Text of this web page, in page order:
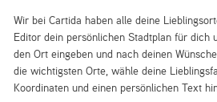
Wir bei Cartida haben alle deine
Editor dein persönlichen Stadtplan für dich
den Ort eingeben und nach deinen
die wichtigsten Orte, wähle deine
Koordinaten und einen persönlichen Text